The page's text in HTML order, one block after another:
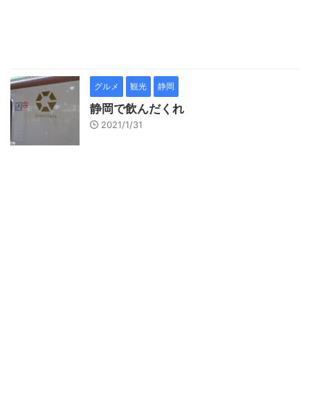
グルメ 観光 静岡
静岡で飲んだくれ
2021/1/31